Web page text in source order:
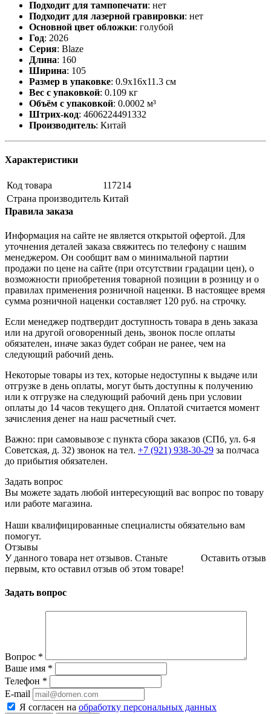
Подходит для тампопечати: нет
Подходит для лазерной гравировки: нет
Основной цвет обложки: голубой
Год: 2026
Серия: Blaze
Длина: 160
Ширина: 105
Размер в упаковке: 0.9x16x11.3 см
Вес с упаковкой: 0.109 кг
Объём с упаковкой: 0.0002 м³
Штрих-код: 4606224491332
Производитель: Китай
Характеристики
Код товара
117214
Страна производитель Китай
Правила заказа
Информация на сайте не является открытой офертой. Для
уточнения деталей заказа свяжитесь по телефону с нашим
менеджером. Он сообщит вам о минимальной партии
продажи по цене на сайте (при отсутствии градации цен), о
возможности приобретения товарной позиции в розницу и о
правилах применения розничной наценки. В настоящее время
сумма розничной наценки составляет 120 руб. на строчку.
Если менеджер подтвердит доступность товара в день заказа
или на другой оговоренный день, звонок после оплаты
обязателен, иначе заказ будет собран не ранее, чем на
следующий рабочий день.
Некоторые товары из тех, которые недоступны к выдаче или
отгрузке в день оплаты, могут быть доступны к получению
или к отгрузке на следующий рабочий день при условии
оплаты до 14 часов текущего дня. Оплатой считается момент
зачисления денег на наш расчетный счет.
Важно: при самовывозе с пункта сборa заказов (СПб, ул. 6-я
Советская, д. 32) звонок на тел. +7 (921) 938-30-29 за полчаса
до прибытия обязателен.
Задать вопрос
Вы можете задать любой интересующий вас вопрос по товару
или работе магазина.
Наши квалифицированные специалисты обязательно вам
помогут.
Отзывы
Оставить отзыв
У данного товара нет отзывов. Станьте
первым, кто оставил отзыв об этом товаре!
Задать вопрос
Вопрос *
Ваше имя *
Телефон *
E-mail
Я согласен на обработку персональных данных